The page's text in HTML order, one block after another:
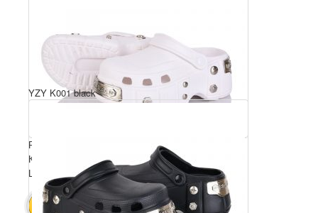
Розмірний ряд: 36-41
Комплектація ящика: 12
Ціна за пару: 350 грн.
В КОШИК 4200 грн.
YZY K001 black